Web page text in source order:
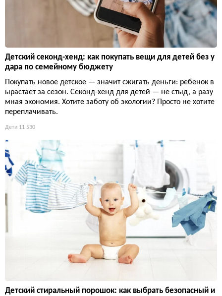
Детский секонд-хенд: как покупать вещи для детей без у
дара по семейному бюджету
Покупать новое детское — значит сжигать деньги: ребенок в
ырастает за сезон. Секонд-хенд для детей — не стыд, а разу
мная экономия. Хотите заботу об экологии? Просто не хотите
переплачивать.
Дети 11 530
Детский стиральный порошок: как выбрать безопасный и